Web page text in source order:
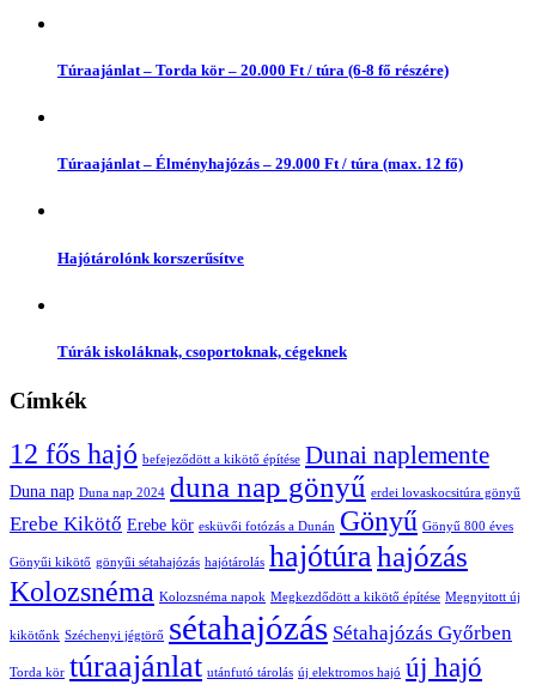
Túraajánlat – Torda kör – 20.000 Ft / túra (6-8 fő részére)
Túraajánlat – Élményhajózás – 29.000 Ft / túra (max. 12 fő)
Hajótárolónk korszerűsítve
Túrák iskoláknak, csoportoknak, cégeknek
Címkék
12 fős hajó befejeződött a kikötő építése Dunai naplemente
Duna nap Duna nap 2024 duna nap gönyű erdei lovaskocsitúra gönyű
Erebe Kikötő Erebe kör esküvői fotózás a Dunán Gönyű Gönyű 800 éves
Gönyűi kikötő gönyűi sétahajózás hajótárolás hajótúra hajózás
Kolozsnéma Kolozsnéma napok Megkezdődött a kikötő építése Megnyitott új
kikötőnk Széchenyi jégtörő sétahajózás Sétahajózás Győrben
Torda kör túraajánlat utánfutó tárolás új elektromos hajó új hajó